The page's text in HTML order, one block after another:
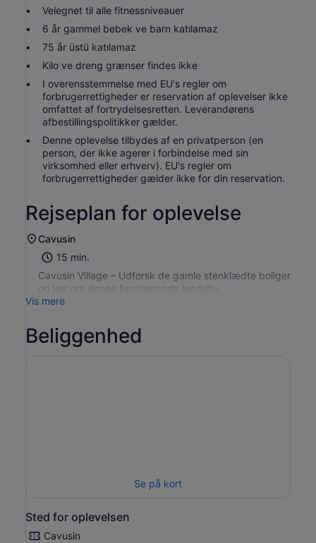
Velegnet til alle fitnessniveauer
6 år gammel bebek ve barn katılamaz
75 år üstü katılamaz
Kilo ve dreng grænser findes ikke
I overensstemmelse med EU's regler om
forbrugerrettigheder er reservation af oplevelser ikke
omfattet af fortrydelsesretten. Leverandørens
afbestillingspolitikker gælder.
Denne oplevelse tilbydes af en privatperson (en
person, der ikke agerer i forbindelse med sin
virksomhed eller erhverv). EU's regler om
forbrugerrettigheder gælder ikke for din reservation.
Rejseplan for oplevelse
Cavusin
15 min.
Cavusin Village – Udforsk de gamle stenklædte boliger
og lær om denne fascinerende landsby.
Vis mere
Beliggenhed
Se på kort
Sted for oplevelsen
Cavusin